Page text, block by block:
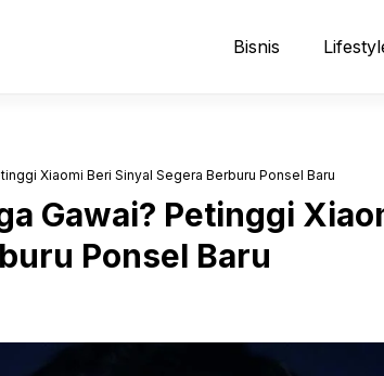
Bisnis
Xiaomi Beri Sinyal Segera Berburu Ponsel Baru
Gawai? Petinggi
Ponsel Baru